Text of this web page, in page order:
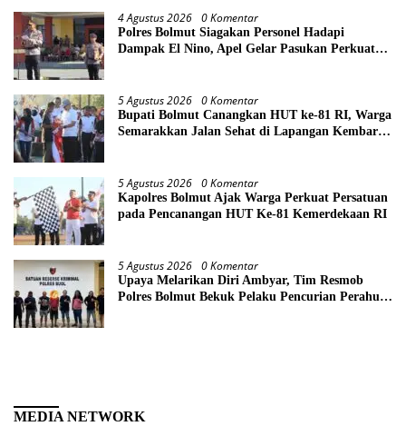
4 Agustus 2026 0 Komentar
Polres Bolmut Siagakan Personel Hadapi
Dampak El Nino, Apel Gelar Pasukan Perkuat
5 Agustus 2026 0 Komentar
Bupati Bolmut Canangkan HUT ke-81 RI, Warga
Semarakkan Jalan Sehat di Lapangan Kembar
5 Agustus 2026 0 Komentar
Kapolres Bolmut Ajak Warga Perkuat Persatuan
pada Pencanangan HUT Ke-81 Kemerdekaan RI
5 Agustus 2026 0 Komentar
Upaya Melarikan Diri Ambyar, Tim Resmob
Polres Bolmut Bekuk Pelaku Pencurian Perahu
MEDIA NETWORK